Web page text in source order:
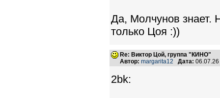
Да, Молчунов знает.
только Цоя :))
Re: Виктор Цой, группа "КИНО"
Автор: margarita12 Дата:
2bk: